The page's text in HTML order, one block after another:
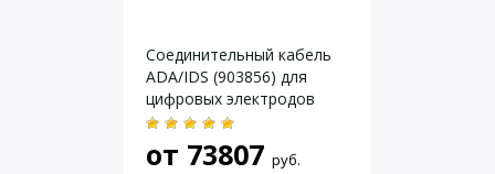
Соединительный кабель
ADA/IDS (903856) для
цифровых электродов
WTW
от 73807 руб.